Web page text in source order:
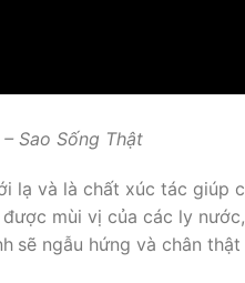
– Sao Sống Thật
lạ và là chất xúc tác giúp
mùi vị của các ly
sẽ ngẫu hứng và chân thật